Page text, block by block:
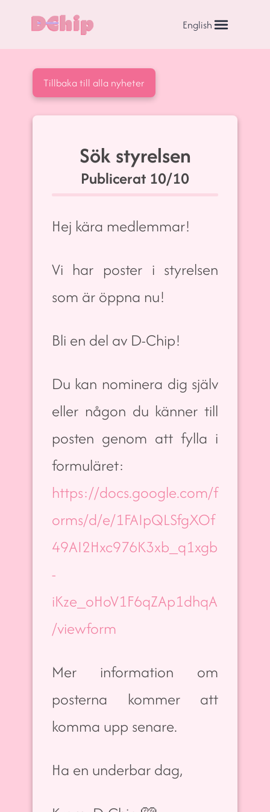
English
Tillbaka till alla nyheter
Sök styrelsen
Publicerat 10/10
Hej kära medlemmar!
Vi har poster i styrelsen
som är öppna nu!
Bli en del av D-Chip!
Du kan nominera dig själv
eller någon du känner till
posten genom att fylla i
formuläret:
https://docs.google.com/f
orms/d/e/1FAIpQLSfgXOf
49AI2Hxc976K3xb_q1xgb
-
iKze_oHoV1F6qZAp1dhqA
/viewform
Mer information om
posterna kommer att
komma upp senare.
Ha en underbar dag,